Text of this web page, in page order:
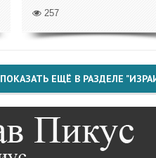
257
ПОКАЗАТЬ ЕЩЁ В РАЗДЕЛЕ